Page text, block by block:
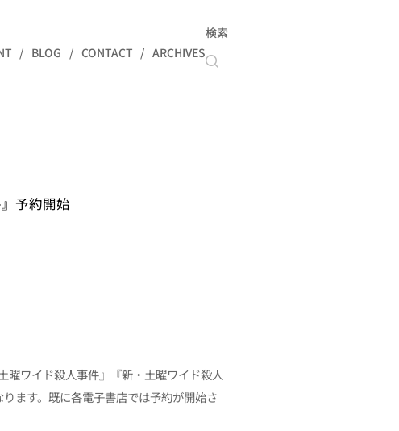
BLOG CONTACT ARCHIVES
検索
予約開始
曜ワイド殺人事件』『新・土曜ワイド殺人
ます。既に各電子書店では予約が開始さ